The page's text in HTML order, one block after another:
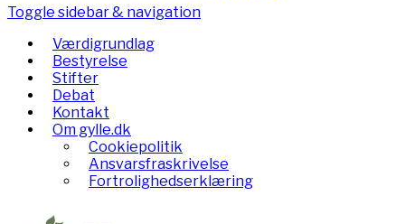
Toggle sidebar & navigation
Værdigrundlag
Bestyrelse
Stifter
Debat
Kontakt
Om gylle.dk
Cookiepolitik
Ansvarsfraskrivelse
Fortrolighedserklæring